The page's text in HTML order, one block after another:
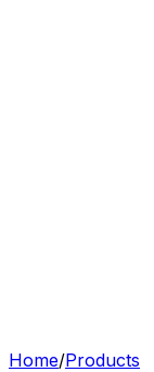
Home/Products